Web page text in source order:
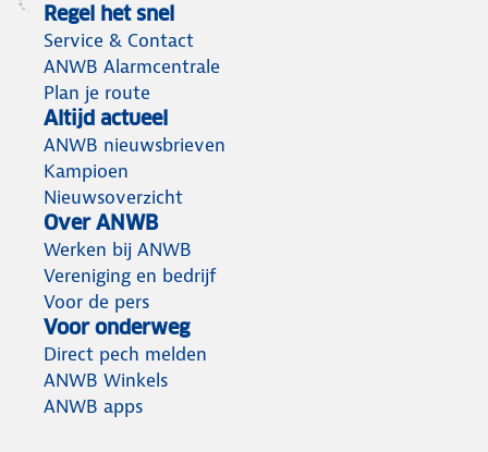
Regel het snel
Service & Contact
ANWB Alarmcentrale
Plan je route
Altijd actueel
ANWB nieuwsbrieven
Kampioen
Nieuwsoverzicht
Over ANWB
Werken bij ANWB
Vereniging en bedrijf
Voor de pers
Voor onderweg
Direct pech melden
ANWB Winkels
ANWB apps